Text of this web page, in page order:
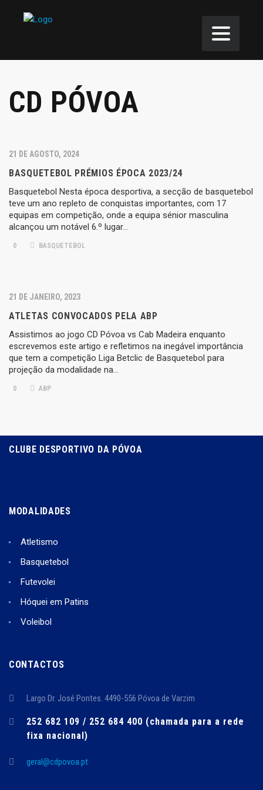
CD PÓVOA
21 DE AGOSTO, 2024
BASQUETEBOL PRÉMIOS ÉPOCA 2023/24
Basquetebol Nesta época desportiva, a secção de basquetebol
teve um ano repleto de conquistas importantes, com 17
equipas em competição, onde a equipa sénior masculina
alcançou um notável 6.º lugar…
0 BASQUETEBOL
21 DE JANEIRO, 2023
ATLETAS CONVOCADOS PELA ABP
Assistimos ao jogo CD Póvoa vs Cab Madeira enquanto
escrevemos este artigo e refletimos na inegável importância
que tem a competição Liga Betclic de Basquetebol para
projeção da modalidade na…
0 ABP
CLUBE DESPORTIVO DA PÓVOA
MODALIDADES
Atletismo
Basquetebol
Futevolei
Hóquei em Patins
Voleibol
CONTACTOS
Largo Dr. José Pontes. 4490-556 Póvoa de Varzim
252 682 109 / 252 684 400 (chamada para a rede
fixa nacional)
geral@cdpovoa.pt